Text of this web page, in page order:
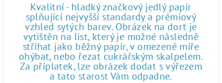
Kvalitní - hladký značkový jedlý papír
splňující nejvyšší standardy a prémiový
vzhled sytých barev. Obrázek na dort je
vytištěn na list, který je možné následně
stříhat jako běžný papír, v omezené míře
ohýbat, nebo řezat cukrářským skalpelem.
Za příplatek, lze obrázek dodat s výřezem
a tato starost Vám odpadne.